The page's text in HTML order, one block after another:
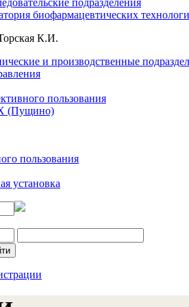
биофармацевтических
К.И.
и производственные
пользования
(Пущино)
пользования
установка